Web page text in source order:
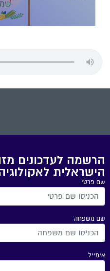
הרשמה לעדכונים
הישראלית
שם פרטי
שם משפחה
אימייל